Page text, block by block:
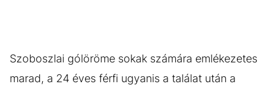
Szoboszlai gólöröme sokak számára emlékezetes
marad, a 24 éves férfi ugyanis a találat után a